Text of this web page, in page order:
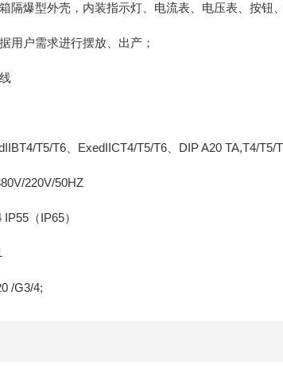
爆型外壳，内装指示灯、电流表、电压表、按钮、
户需求进行摆放、出产；
T5/T6、ExedIICT4/T5/T6、DIP A20 TA,T4/T5/
220V/50HZ
（IP65）
/G3/4;